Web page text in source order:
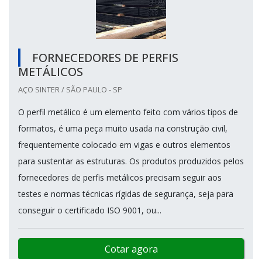
FORNECEDORES DE PERFIS
METÁLICOS
AÇO SINTER / SÃO PAULO - SP
O perfil metálico é um elemento feito com vários tipos de
formatos, é uma peça muito usada na construção civil,
frequentemente colocado em vigas e outros elementos
para sustentar as estruturas. Os produtos produzidos pelos
fornecedores de perfis metálicos precisam seguir aos
testes e normas técnicas rígidas de segurança, seja para
conseguir o certificado ISO 9001, ou...
Cotar agora